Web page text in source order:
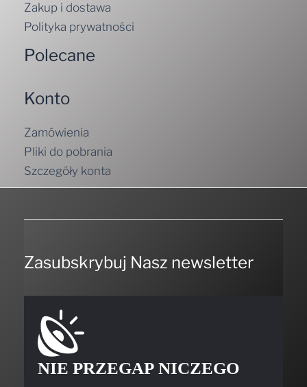
Zakup i dostawa
Polityka prywatności
Polecane
Konto
Zamówienia
Pliki do pobrania
Szczegóły konta
Zasubskrybuj Nasz newsletter
NIE PRZEGAP NICZEGO